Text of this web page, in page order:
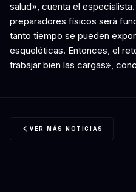
salud», cuenta el
preparadores físicos será
tanto tiempo se pueden
esqueléticas. Entonces, el
trabajar bien las cargas»,
VER MÁS NOTICIAS